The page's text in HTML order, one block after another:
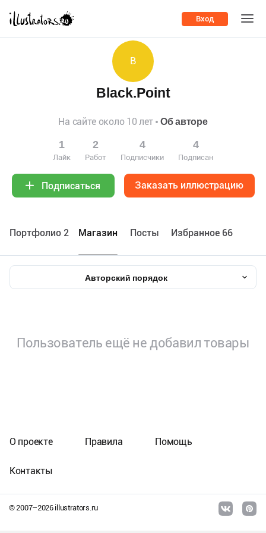
Вход
B
Black.Point
На сайте около 10 лет Об авторе
1
Лайк
2
Работ
4
Подписчики
4
Подписан
Подписаться Заказать иллюстрацию
Портфолио 2 Maгазин Посты Избранное 66
Авторский порядок
Пользователь ещё не добавил товары
© 2007–2026illustrators.ru
О проекте Правила Помощь
Контакты